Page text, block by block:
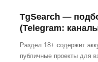
TgSearch —
(Telegram:
Раздел 18+ содержит
публичные проекты для